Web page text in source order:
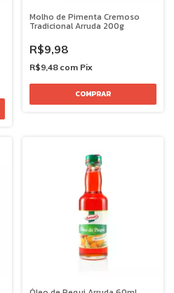
Molho de Pimenta Cremoso
Tradicional Arruda 200g
R$9,98
R$9,48 com Pix